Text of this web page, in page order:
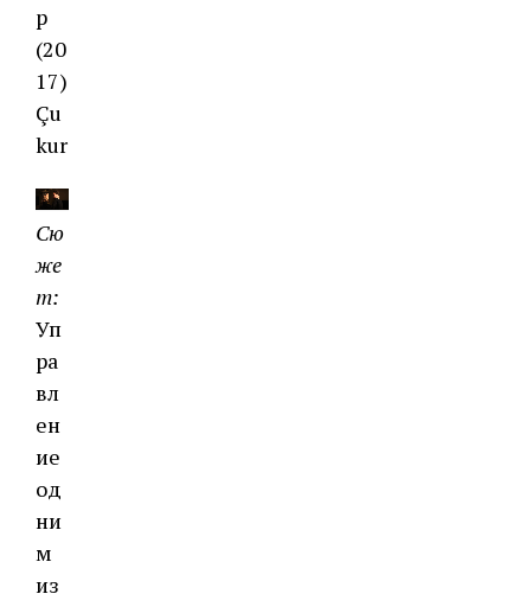
р
(20
17)
Çu
kur
Сю
же
т:
Уп
ра
вл
ен
ие
од
ни
м
из